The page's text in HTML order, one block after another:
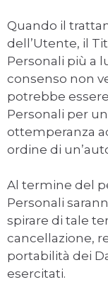
Quando il
dell’Utente, il
Personali più a
consenso non
potrebbe
Personali per
ottemperanza
ordine di
Al termine del
Personali
spirare di tale
cancellazione,
portabilità dei
esercitati.